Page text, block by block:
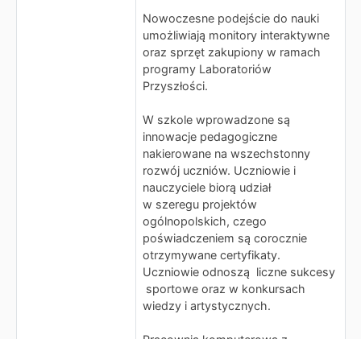
Nowoczesne podejście do nauki
umożliwiają monitory interaktywne
oraz sprzęt zakupiony w ramach
programy Laboratoriów
Przyszłości.
W szkole wprowadzone są
innowacje pedagogiczne
nakierowane na wszechstonny
rozwój uczniów. Uczniowie i
nauczyciele biorą udział
w szeregu projektów
ogólnopolskich, czego
poświadczeniem są corocznie
otrzymywane certyfikaty.
Uczniowie odnoszą liczne sukcesy
sportowe oraz w konkursach
wiedzy i artystycznych.